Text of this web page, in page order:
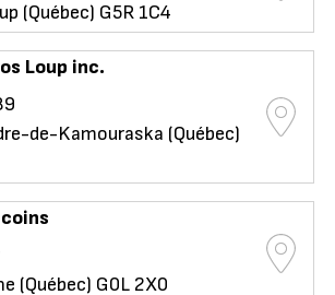
(Québec) G5R 1C4
Loup inc.
de-Kamouraska (Québec)
(Québec) G0L 2X0